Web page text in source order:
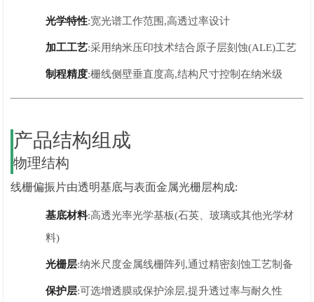
光学特性:宽光谱工作范围,高透过率设计
加工工艺:采用纳米压印技术结合原子层刻蚀(ALE)工艺
制程精度:栅线侧壁垂直度高,结构尺寸控制在纳米级
产品结构组成
物理结构
线栅偏振片由透明基底与表面金属光栅层构成:
基底材料:高透光率光学基板(石英、玻璃或其他光学材
料)
光栅层:纳米尺度金属线栅阵列,通过精密刻蚀工艺制备
保护层:可选增透膜或保护涂层,提升透过率与耐久性